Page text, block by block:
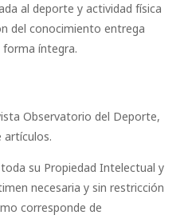
al deporte y actividad física
del conocimiento entrega
íntegra.
Observatorio del Deporte,
artículos.
su Propiedad Intelectual y
necesaria y sin restricción
corresponde de